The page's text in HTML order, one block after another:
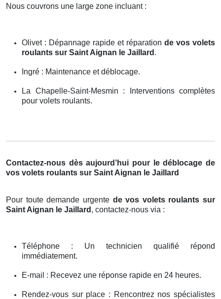
Nous couvrons une large zone incluant :
Olivet : Dépannage rapide et réparation de vos volets
roulants sur Saint Aignan le Jaillard .
Ingré : Maintenance et déblocage.
La Chapelle-Saint-Mesmin : Interventions complètes
pour volets roulants.
Contactez-nous dès aujourd’hui pour le déblocage de
vos volets roulants sur Saint Aignan le Jaillard
Pour toute demande urgente de vos volets roulants sur
Saint Aignan le Jaillard , contactez-nous via :
Téléphone : Un technicien qualifié répond
immédiatement.
E-mail : Recevez une réponse rapide en 24 heures.
Rendez-vous sur place : Rencontrez nos spécialistes